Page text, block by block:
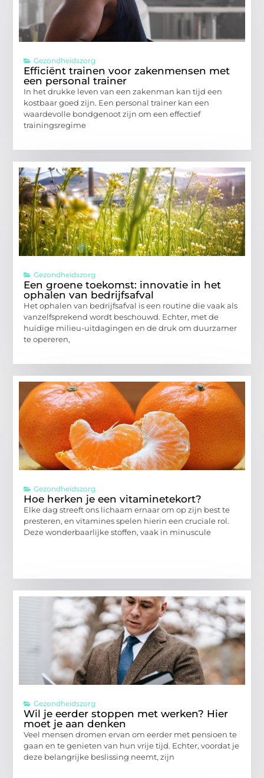
Gezondheidszorg
Efficiënt trainen voor zakenmensen met
een personal trainer
In het drukke leven van een zakenman kan tijd een
kostbaar goed zijn. Een personal trainer kan een
waardevolle bondgenoot zijn om een effectief
trainingsregime
Gezondheidszorg
Een groene toekomst: innovatie in het
ophalen van bedrijfsafval
Het ophalen van bedrijfsafval is een routine die vaak als
vanzelfsprekend wordt beschouwd. Echter, met de
huidige milieu-uitdagingen en de druk om duurzamer
te opereren,
Gezondheidszorg
Hoe herken je een vitaminetekort?
Elke dag streeft ons lichaam ernaar om op zijn best te
presteren, en vitamines spelen hierin een cruciale rol.
Deze wonderbaarlijke stoffen, vaak in minuscule
Gezondheidszorg
Wil je eerder stoppen met werken? Hier
moet je aan denken
Veel mensen dromen ervan om eerder met pensioen te
gaan en te genieten van hun vrije tijd. Echter, voordat je
deze belangrijke beslissing neemt, zijn